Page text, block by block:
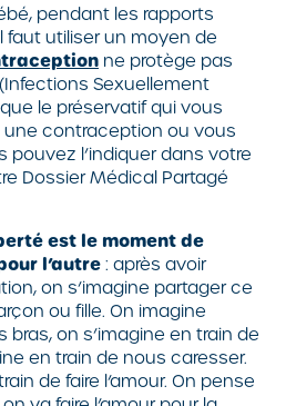
pendant les rapports
faut utiliser un moyen de
ne protège pas
(Infections Sexuellement
le préservatif qui vous
une contraception ou vous
pouvez l’indiquer dans votre
Dossier Médical Partagé
est le moment de
l’autre: après avoir
on s’imagine partager ce
ou fille. On imagine
bras, on s’imagine en train de
en train de nous caresser.
de faire l’amour. On pense